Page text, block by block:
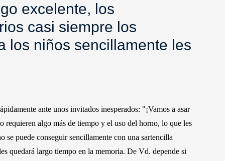
excelente, los
casi siempre los
los niños sencillamente les
ante unos invitados inesperados: "¡Vamos a asar
requieren algo más de tiempo y el uso del horno, lo que les
se puede conseguir sencillamente con una sartencilla
quedará largo tiempo en la memoria. De Vd. depende si